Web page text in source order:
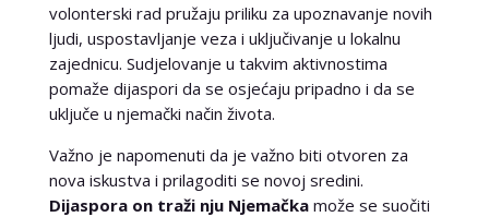
volonterski rad pružaju priliku za upoznavanje novih
ljudi, uspostavljanje veza i uključivanje u lokalnu
zajednicu. Sudjelovanje u takvim aktivnostima
pomaže dijaspori da se osjećaju pripadno i da se
uključe u njemački način života.
Važno je napomenuti da je važno biti otvoren za
nova iskustva i prilagoditi se novoj sredini.
Dijaspora on traži nju Njemačkamože se suočiti